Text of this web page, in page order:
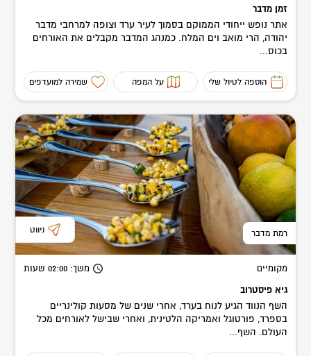
זמן מדבר
אתר נופש ייחודי הממוקם בסמוך לעיר ערד וצופה למרחבי מדבר
יהודה, הרי מואב וים המלח. כמנהג המדבר מקבלים את האורחים
בכוס...
הוספה לטיול שלי על המפה שמירה למועדפים
רמת מדבר ניווט
מקומיים משך: 02:00 שעות
גיא פיסטרוב
השף הנווד הגיע לנוח בערד, אחרי שנים של מסעות קולינריים
בספרד, פורטוגל ואמריקה הלטינית, ואחרי שבישל לאורחים מכל
העולם. השף...